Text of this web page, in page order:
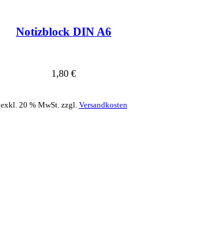
Notizblock DIN A6
1,80 €
exkl. 20 % MwSt. zzgl. Versandkosten